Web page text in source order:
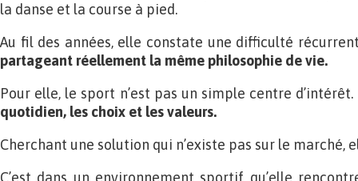
la danse et la course à pied.
Au fil des années, elle constate une difficulté
partageant réellement la même philosophie de vie.
Pour elle, le sport n’est pas un simple centre d’intérêt.
quotidien, les choix et les valeurs.
Cherchant une solution qui n’existe pas sur le marché,
C’est dans un environnement sportif qu’elle